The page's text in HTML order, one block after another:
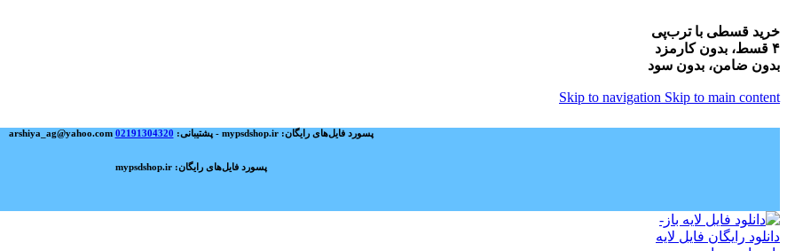
خرید قسطی با ترب‌پی
۴ قسط، بدون کارمزد
بدون ضامن، بدون سود
Skip to navigation Skip to main content
پسورد فایل‌های رایگان: mypsdshop.ir - پشتیبانی: arshiya_ag@yahoo.com 02191304320
پسورد فایل‌های رایگان: mypsdshop.ir